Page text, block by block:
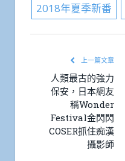
2018年夏季新番
上一篇文章
人類最古的強力
保安，日本網友
稱Wonder
Festival金閃閃
COSER抓住痴漢
攝影師